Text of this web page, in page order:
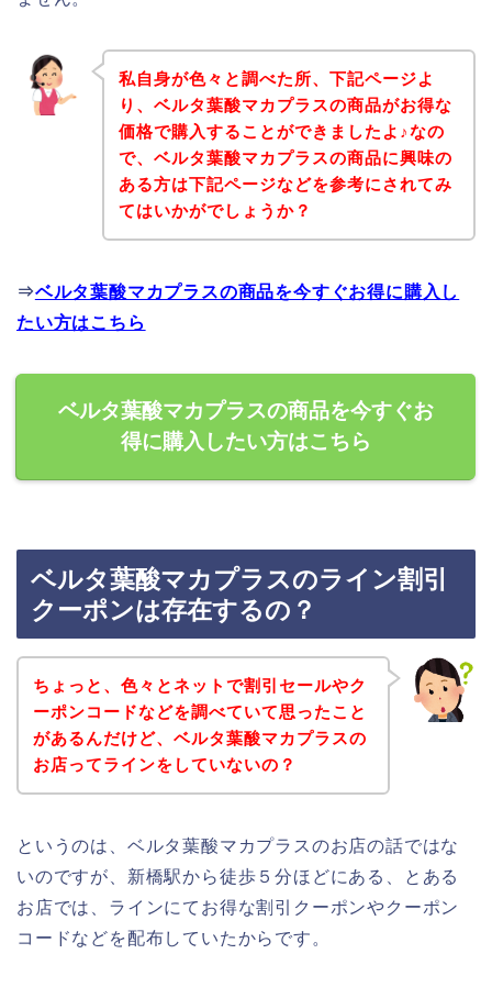
私自身が色々と調べた所、下記ページよ
り、ベルタ葉酸マカプラスの商品がお得な
価格で購入することができましたよ♪なの
で、ベルタ葉酸マカプラスの商品に興味の
ある方は下記ページなどを参考にされてみ
てはいかがでしょうか？
⇒ベルタ葉酸マカプラスの商品を今すぐお得に購入し
たい方はこちら
ベルタ葉酸マカプラスの商品を今すぐお
得に購入したい方はこちら
ベルタ葉酸マカプラスのライン割引
クーポンは存在するの？
ちょっと、色々とネットで割引セールやク
ーポンコードなどを調べていて思ったこと
があるんだけど、ベルタ葉酸マカプラスの
お店ってラインをしていないの？
というのは、ベルタ葉酸マカプラスのお店の話ではな
いのですが、新橋駅から徒歩５分ほどにある、とある
お店では、ラインにてお得な割引クーポンやクーポン
コードなどを配布していたからです。